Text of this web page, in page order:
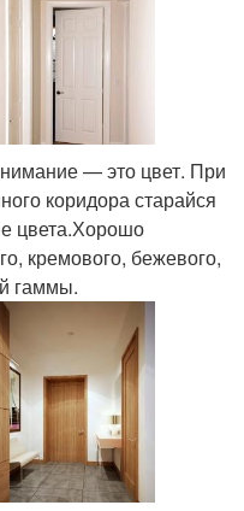
— это цвет. При
коридора старайся
цвета.Хорошо
кремового, бежевого,
гаммы.